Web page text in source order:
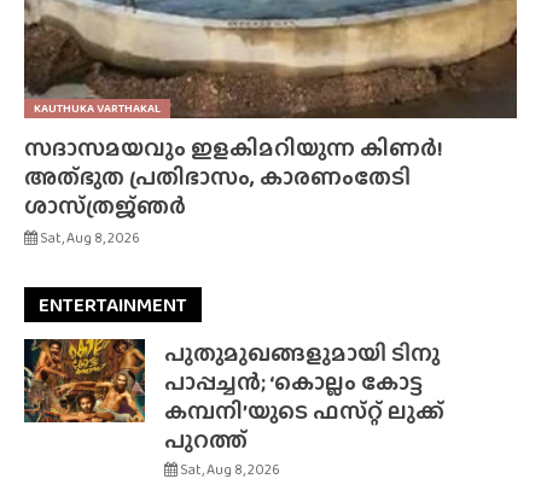
KAUTHUKA VARTHAKAL
സദാസമയവും ഇളകിമറിയുന്ന കിണർ!
അത്‌ഭുത പ്രതിഭാസം, കാരണംതേടി
ശാസ്‌ത്രജ്‌ഞർ
Sat, Aug 8, 2026
ENTERTAINMENT
പുതുമുഖങ്ങളുമായി ടിനു
പാപ്പച്ചൻ; ‘കൊല്ലം കോട്ട
കമ്പനി’യുടെ ഫസ്‌റ്റ് ലുക്ക്
പുറത്ത്
Sat, Aug 8, 2026